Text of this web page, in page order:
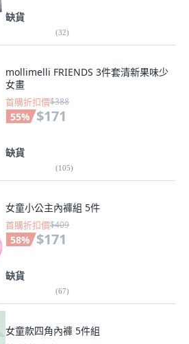
缺貨
(32)
mollimelli FRIENDS 3件套清新果味少
女畫
首購折扣價$388
55% $171
缺貨
(105)
女童小公主內褲組 5件
首購折扣價$409
58% $171
缺貨
(67)
女童款四角內褲 5件組